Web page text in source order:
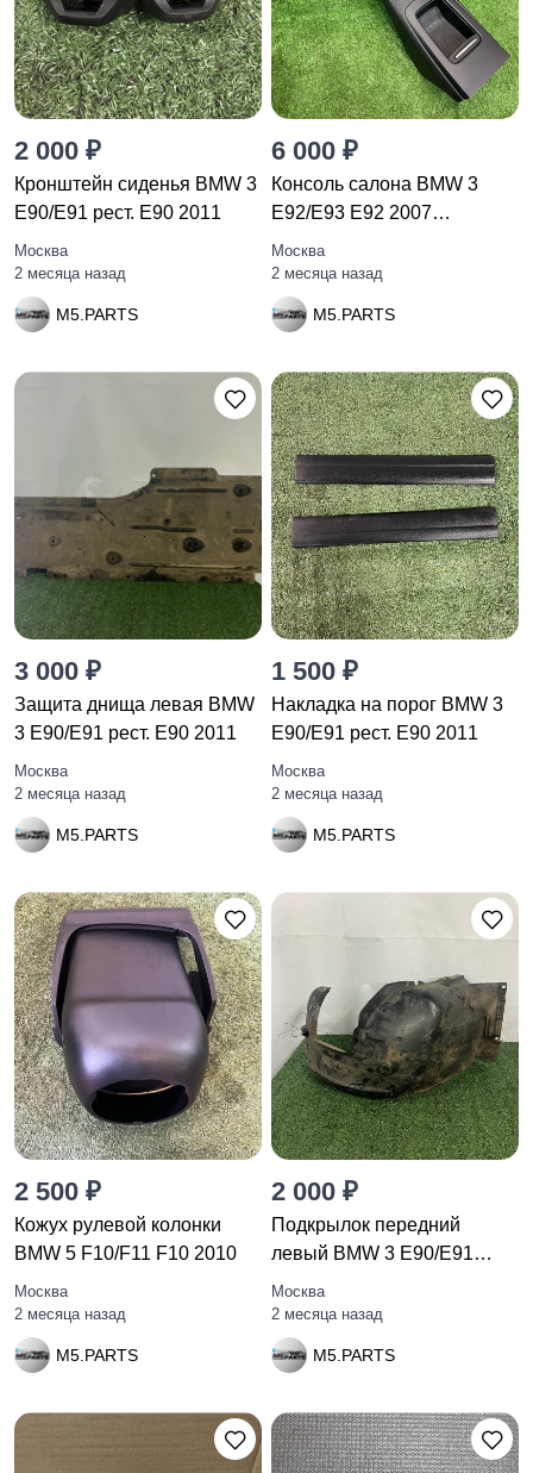
2 000 ₽
Кронштейн сиденья BMW 3
E90/E91 рест. E90 2011
Москва
2 месяца назад
M5.PARTS
6 000 ₽
Консоль салона BMW 3
E92/E93 E92 2007
51166963897
Москва
2 месяца назад
M5.PARTS
3 000 ₽
Защита днища левая BMW
3 E90/E91 рест. E90 2011
Москва
2 месяца назад
M5.PARTS
1 500 ₽
Накладка на порог BMW 3
E90/E91 рест. E90 2011
Москва
2 месяца назад
M5.PARTS
2 500 ₽
Кожух рулевой колонки
BMW 5 F10/F11 F10 2010
Москва
2 месяца назад
M5.PARTS
2 000 ₽
Подкрылок передний
левый BMW 3 E90/E91
рест. E90
Москва
2 месяца назад
M5.PARTS